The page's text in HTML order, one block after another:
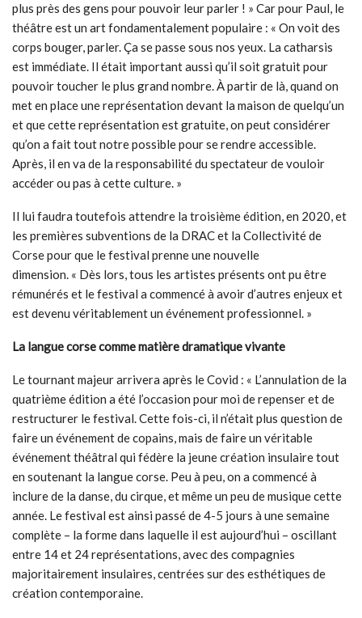
plus près des gens pour pouvoir leur parler ! » Car pour Paul, le
théâtre est un art fondamentalement populaire : « On voit des
corps bouger, parler. Ça se passe sous nos yeux. La catharsis
est immédiate. Il était important aussi qu’il soit gratuit pour
pouvoir toucher le plus grand nombre. À partir de là, quand on
met en place une représentation devant la maison de quelqu’un
et que cette représentation est gratuite, on peut considérer
qu’on a fait tout notre possible pour se rendre accessible.
Après, il en va de la responsabilité du spectateur de vouloir
accéder ou pas à cette culture. »
Il lui faudra toutefois attendre la troisième édition, en 2020, et
les premières subventions de la DRAC et la Collectivité de
Corse pour que le festival prenne une nouvelle
dimension. « Dès lors, tous les artistes présents ont pu être
rémunérés et le festival a commencé à avoir d’autres enjeux et
est devenu véritablement un événement professionnel. »
La langue corse comme matière dramatique vivante
Le tournant majeur arrivera après le Covid : « L’annulation de la
quatrième édition a été l’occasion pour moi de repenser et de
restructurer le festival. Cette fois-ci, il n’était plus question de
faire un événement de copains, mais de faire un véritable
événement théâtral qui fédère la jeune création insulaire tout
en soutenant la langue corse. Peu à peu, on a commencé à
inclure de la danse, du cirque, et même un peu de musique cette
année. Le festival est ainsi passé de 4-5 jours à une semaine
complète – la forme dans laquelle il est aujourd’hui – oscillant
entre 14 et 24 représentations, avec des compagnies
majoritairement insulaires, centrées sur des esthétiques de
création contemporaine.